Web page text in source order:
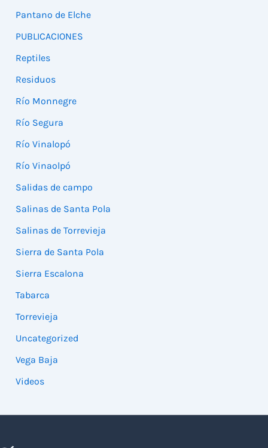
Pantano de Elche
PUBLICACIONES
Reptiles
Residuos
Río Monnegre
Río Segura
Río Vinalopó
Río Vinaolpó
Salidas de campo
Salinas de Santa Pola
Salinas de Torrevieja
Sierra de Santa Pola
Sierra Escalona
Tabarca
Torrevieja
Uncategorized
Vega Baja
Videos